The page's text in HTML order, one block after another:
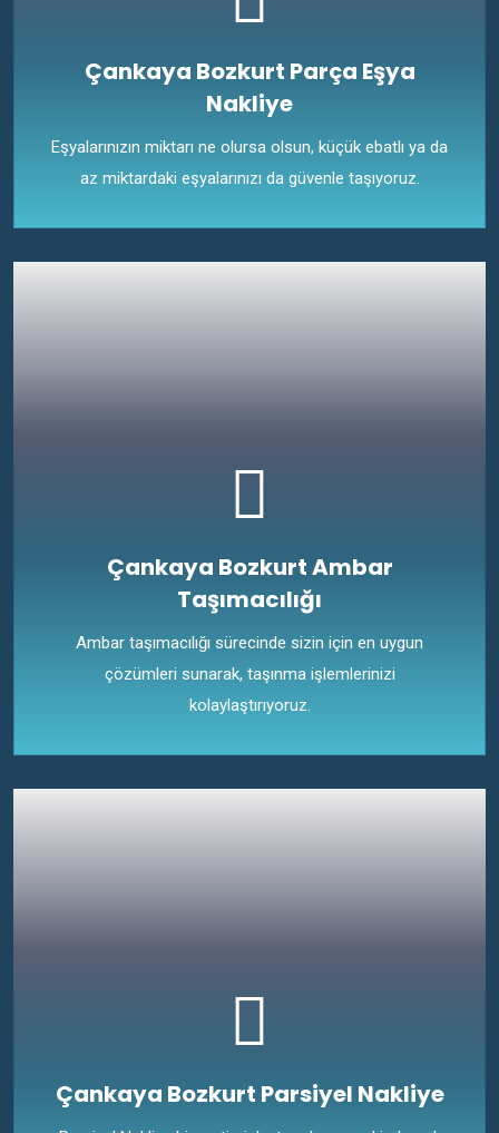
Çankaya Bozkurt Parça Eşya
Nakliye
Eşyalarınızın miktarı ne olursa olsun, küçük ebatlı ya da
az miktardaki eşyalarınızı da güvenle taşıyoruz.
Çankaya Bozkurt Ambar
Taşımacılığı
Ambar taşımacılığı sürecinde sizin için en uygun
çözümleri sunarak, taşınma işlemlerinizi
kolaylaştırıyoruz.
Çankaya Bozkurt Parsiyel Nakliye